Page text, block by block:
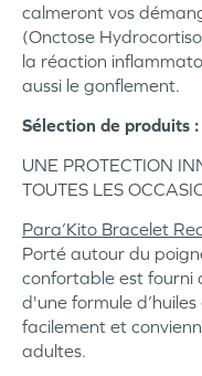
calmeront vos
(Onctose
la réaction
aussi le gonflement.
Sélection de produits :
UNE PROTECTION
TOUTES LES
Para’Kito Bracelet
Porté autour du
confortable est fourni
d'une formule d’huiles
facilement et
adultes.